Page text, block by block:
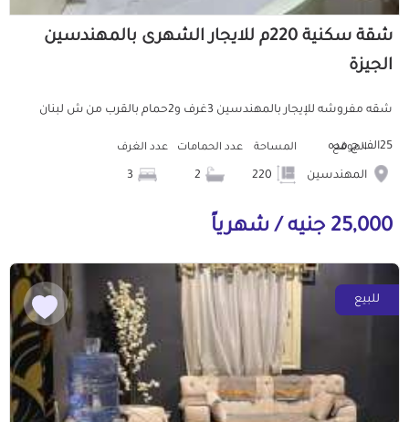
شقة سكنية 220م للايجار الشهرى بالمهندسين
الجيزة
شقه مفروشه للإيجار بالمهندسين 3غرف و2حمام بالقرب من ش لبنان
25الف ج مده الموقع
المهندسين
المساحة عدد الحمامات عدد الغرف
25,000 جنيه / شهرياً
للبيع